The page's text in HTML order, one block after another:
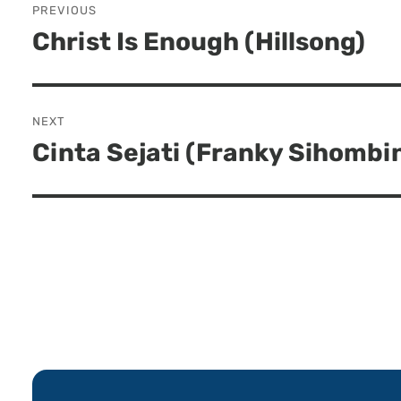
navigation
PREVIOUS
Previous
Christ Is Enough (Hillsong)
NEXT
Next
Cinta Sejati (Franky